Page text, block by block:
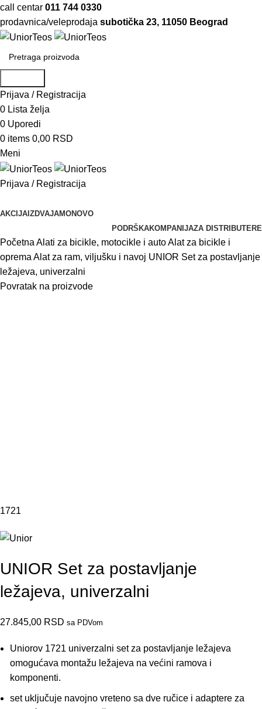
call centar 011 744 0330
prodavnica/veleprodaja subotička 23, 11050 Beograd
Prijava / Registracija
0 Lista želja
0 Uporedi
0 items 0,00 RSD
Meni
Prijava / Registracija
AKCIJAIZDVAJAMONOVO
PODRŠKAKOMPANIJAZA DISTRIBUTERE
Početna Alati za bicikle, motocikle i autoAlat za bicikle i
oprema Alat za ram, viljušku i navoj UNIOR Set za postavljanje
ležajeva, univerzalni
Povratak na proizvode
1721
UNIOR Set za postavljanje
ležajeva, univerzalni
27.845,00 RSD sa PDVom
Uniorov 1721 univerzalni set za postavljanje ležajeva
omogućava montažu ležajeva na većini ramova i
komponenti.
set uključuje navojno vreteno sa dve ručice i adaptere za